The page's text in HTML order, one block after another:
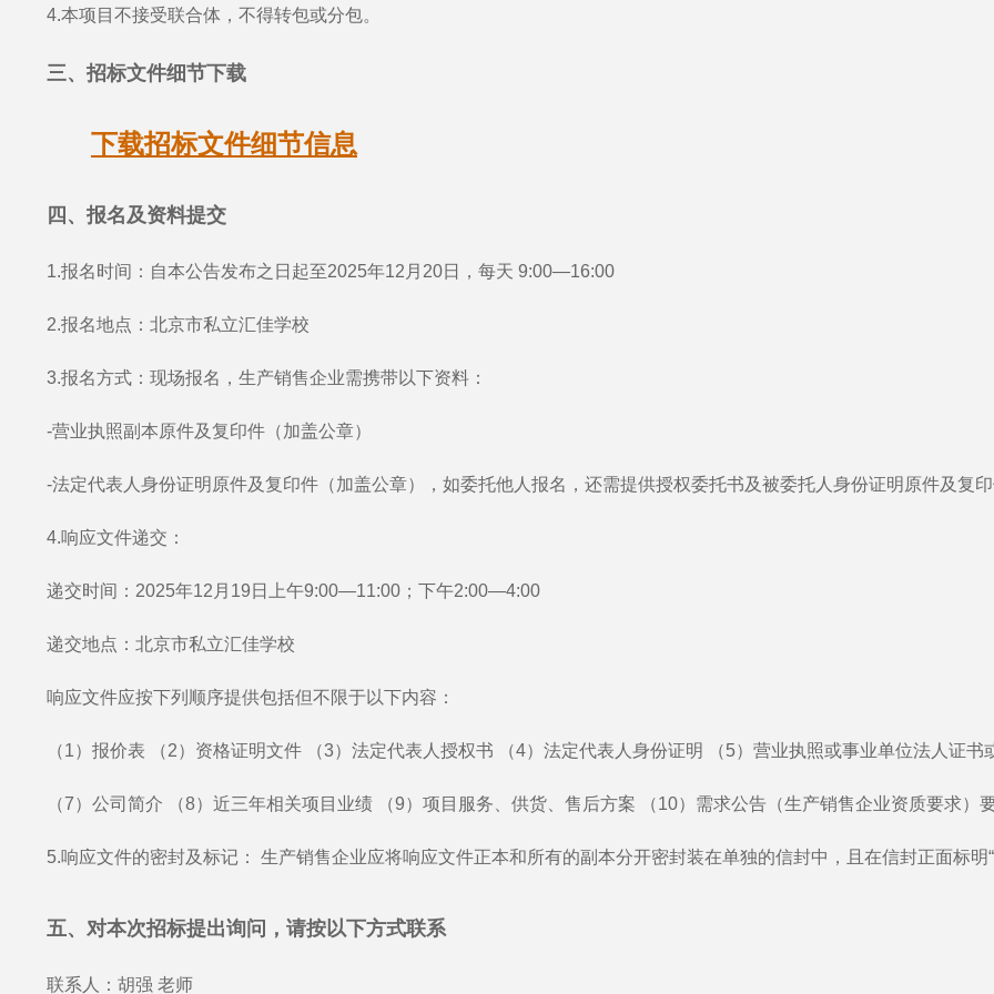
4.本项目不接受联合体，不得转包或分包。
三、招标文件细节下载
下载招标文件细节信息
四、报名及资料提交
1.报名时间：自本公告发布之日起至2025年12月20日，每天 9:00—16:00
2.报名地点：北京市私立汇佳学校
3.报名方式：现场报名，生产销售企业需携带以下资料：
-营业执照副本原件及复印件（加盖公章）
-法定代表人身份证明原件及复印件（加盖公章），如委托他人报名，还需提供授权委托书及被委托人身份证明原件及复印
4.响应文件递交：
递交时间：2025年12月19日上午9:00—11:00；下午2:00—4:00
递交地点：北京市私立汇佳学校
响应文件应按下列顺序提供包括但不限于以下内容：
（1）报价表 （2）资格证明文件 （3）法定代表人授权书 （4）法定代表人身份证明 （5）营业执照或事业单位法人证
（7）公司简介 （8）近三年相关项目业绩 （9）项目服务、供货、售后方案 （10）需求公告（生产销售企业资质要求）
5.响应文件的密封及标记： 生产销售企业应将响应文件正本和所有的副本分开密封装在单独的信封中，且在信封正面标明“
五、对本次招标提出询问，请按以下方式联系
联系人：胡强 老师